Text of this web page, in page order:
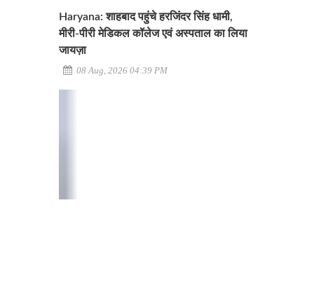
Haryana: शाहबाद पहुंचे हरजिंदर सिंह धामी,
मीरी-पीरी मेडिकल कॉलेज एवं अस्पताल का लिया
जायज़ा
08 Aug, 2026 04:39 PM